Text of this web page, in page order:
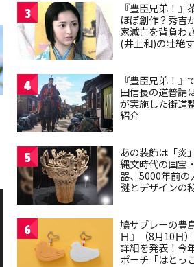
3
『豊臣兄弟！』
ほぼ創作？秀吉
家滅亡を背負わ
(井上和)の壮絶
4
『豊臣兄弟！』
田信長の道普請
が実施した街道
紹介
5
あの装飾は「炎
縄文時代の国宝
器、5000年前の
謎とデザインの
6
鳩サブレーの豊
日』（8月10日
詳細を発表！今
ポーチ「はとっこ